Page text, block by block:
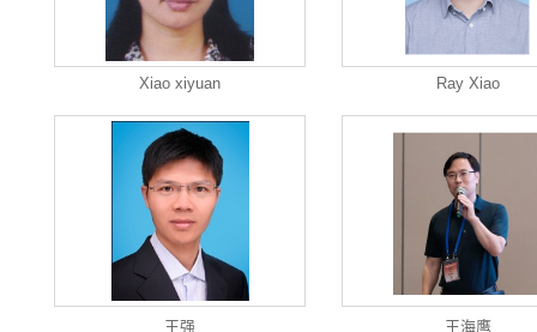
Xiao xiyuan Ray Xiao
王强 王海鹰